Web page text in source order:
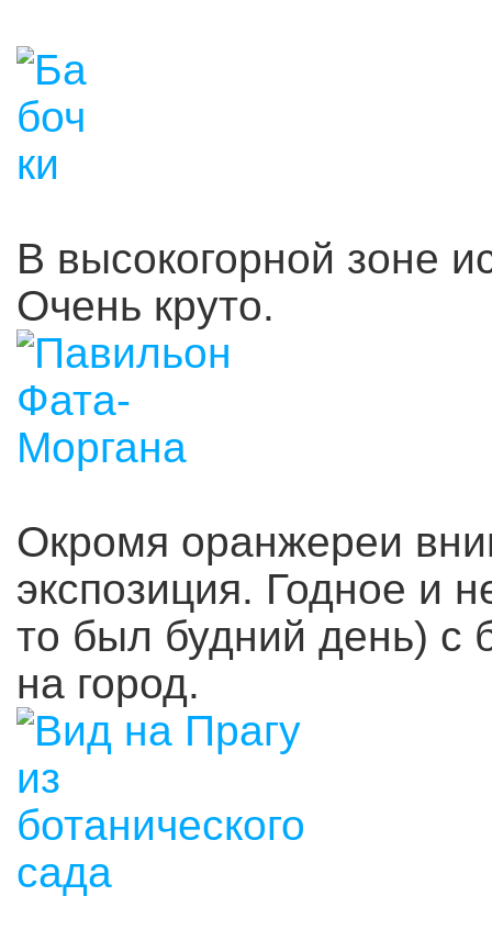
В высокогорной зоне
Очень круто.
Окромя оранжереи
экспозиция. Годное и
то был будний день) с
на город.